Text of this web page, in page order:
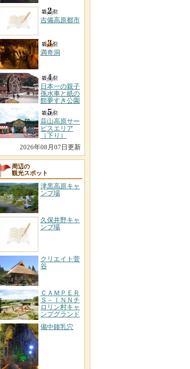
吉備高原都市
満奇洞
日本一の親子
孫水車と紙の
館夢すき公園
蒜山高原サー
ビスエリア
（下り）
2026年08月07日更新
周辺の
観光スポット
津黒高原キャ
ンプ場
久保井野キャ
ンプ場
クリエイト菅
谷
ＣＡＭＰＥＲ
Ｓ－ＩＮＮチ
ロリン村キャ
ンプグランド
備中鐘乳穴